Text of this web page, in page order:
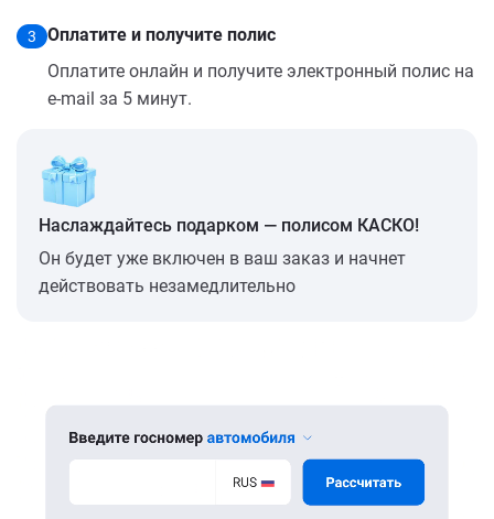
3
Оплатите и получите полис
Оплатите онлайн и получите электронный полис на
e-mail за 5 минут.
Наслаждайтесь подарком — полисом КАСКО!
Он будет уже включен в ваш заказ и начнет
действовать незамедлительно